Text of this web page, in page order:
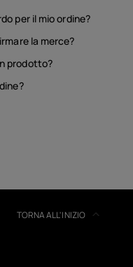
per il mio ordine?
la merce?
prodotto?
TORNA ALL'INIZIO